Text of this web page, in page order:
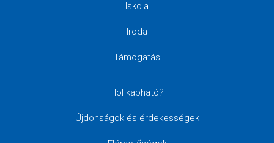
Iskola
Iroda
Támogatás
Hol kapható?
Újdonságok és érdekességek